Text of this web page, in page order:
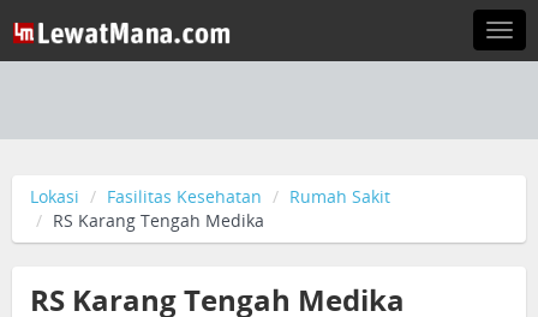
Lokasi Fasilitas Kesehatan
Rumah Sakit
RS Karang Tengah Medika
RS Karang Tengah Medika